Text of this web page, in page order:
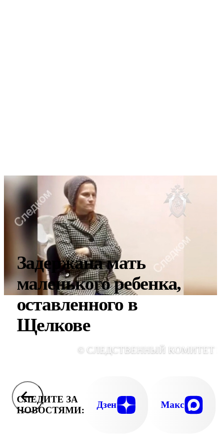
Задержана мать
маленького ребенка,
оставленного в
Щелкове
© СЛЕДСТВЕННЫЙ КОМИТЕТ
СЛЕДИТЕ ЗА
НОВОСТЯМИ:
Дзен Макс